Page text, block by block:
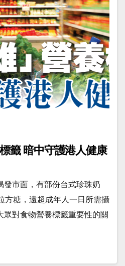
籤 暗中守護港人健康
發市面，有部份台式珍珠奶
方糖，遠超成年人一日所需攝
眾對食物營養標籤重要性的關